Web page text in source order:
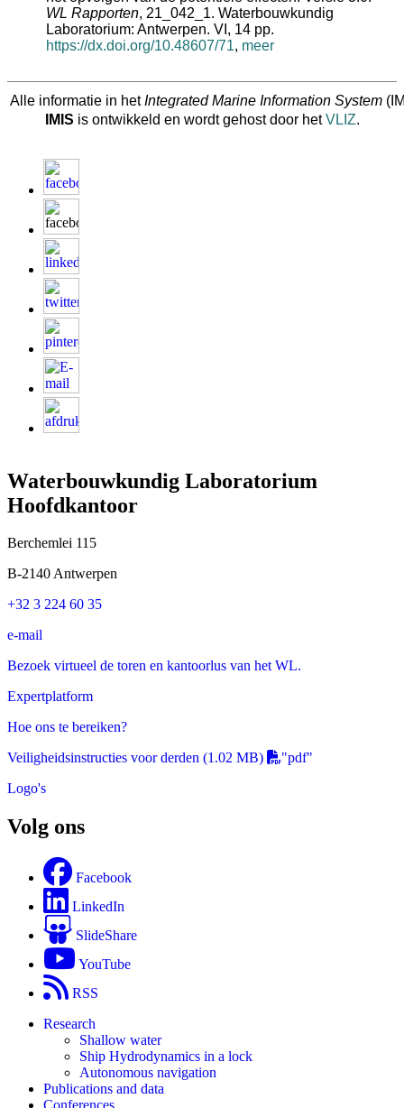
WL Rapporten, 21_042_1. Waterbouwkundig
Laboratorium: Antwerpen. VI, 14 pp.
https://dx.doi.org/10.48607/71, meer
Alle informatie in hetIntegrated Marine Information System
IMIS is ontwikkeld en wordt gehost door hetVLIZ.
Waterbouwkundig Laboratorium
Hoofdkantoor
Berchemlei 115
B-2140 Antwerpen
+32 3 224 60 35
e-mail
Bezoek virtueel de toren en kantoorlus van het WL.
Expertplatform
Hoe ons te bereiken?
Veiligheidsinstructies voor derden (1.02 MB)
"pdf"
Logo's
Volg ons
Facebook
LinkedIn
SlideShare
YouTube
RSS
Research
Shallow water
Ship Hydrodynamics in a lock
Autonomous navigation
Publications and data